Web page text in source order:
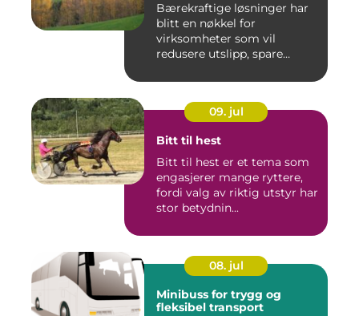
Bærekraftige løsninger har
blitt en nøkkel for
virksomheter som vil
redusere utslipp, spare
09. jul
Bitt til hest
Bitt til hest er et tema som
engasjerer mange ryttere,
fordi valg av riktig utstyr har
stor betydnin...
08. jul
Minibuss for trygg og
fleksibel transport